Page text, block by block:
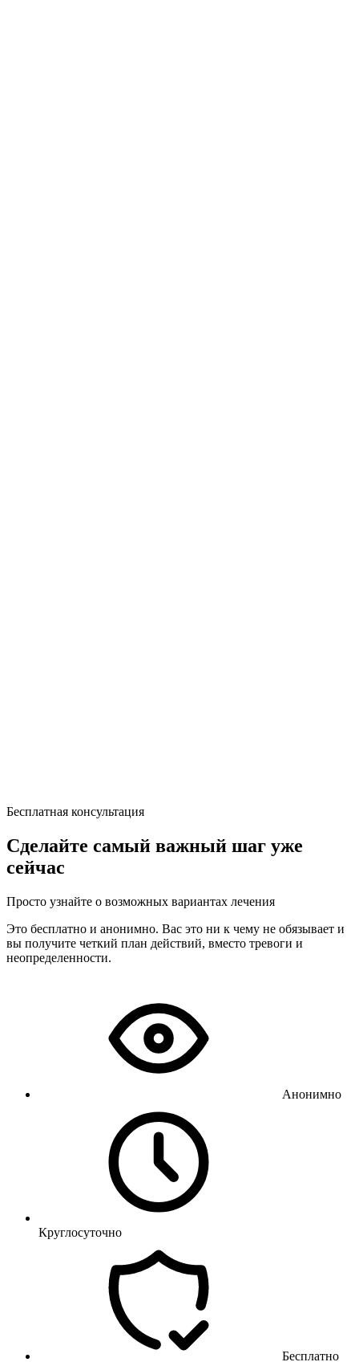
Бесплатная консультация
Сделайте самый важный шаг уже
сейчас
Просто узнайте о возможных вариантах лечения
Это бесплатно и анонимно. Вас это ни к чему не обязывает и
вы получите четкий план действий, вместо тревоги и
неопределенности.
Анонимно
Круглосуточно
Бесплатно